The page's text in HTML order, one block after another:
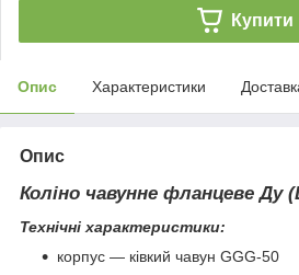
Купити
Опис Характеристики
Опис
Коліно чавунне фланцеве Ду
Технічні характеристики:
корпус — ківкий чавун GGG-50